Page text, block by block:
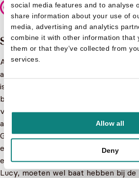
social media features and to analyse
share information about your use of
media, advertising and analytics
combine it with other information that
them or that they’ve collected from
services.
Allow all
Deny
Veilig
Samenvatting
Als biologe weet Lucy dat in de
alles uit de kast halen om een
is er mis met de mannen van New
bijvoorbeeld geen haardvuur
vriendin Martha is nooit verder
afspraakje...
Gelukkig is daar Cooper, een oude
en getogen op het boerenbedrijf van
echte heer. De mannen die ze
Lucy, moeten wel baat hebben bij de